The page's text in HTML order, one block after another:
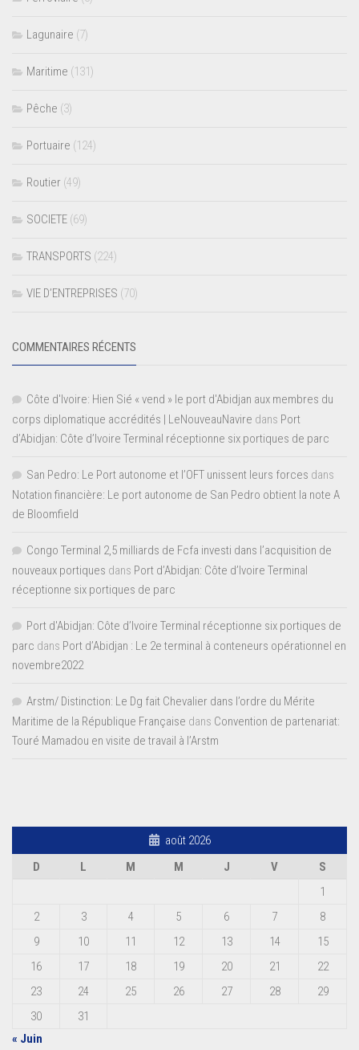
Lagunaire (7)
Maritime (131)
Pêche (3)
Portuaire (124)
Routier (49)
SOCIETE (69)
TRANSPORTS (224)
VIE D’ENTREPRISES (70)
COMMENTAIRES RÉCENTS
Côte d'Ivoire: Hien Sié « vend » le port d'Abidjan aux membres du
corps diplomatique accrédités | LeNouveauNavire dans Port
d’Abidjan: Côte d’Ivoire Terminal réceptionne six portiques de parc
San Pedro: Le Port autonome et l’OFT unissent leurs forces dans
Notation financière: Le port autonome de San Pedro obtient la note A
de Bloomfield
Congo Terminal 2,5 milliards de Fcfa investi dans l’acquisition de
nouveaux portiques dans Port d’Abidjan: Côte d’Ivoire Terminal
réceptionne six portiques de parc
Port d'Abidjan: Côte d’Ivoire Terminal réceptionne six portiques de
parc dans Port d’Abidjan : Le 2e terminal à conteneurs opérationnel en
novembre2022
Arstm/ Distinction: Le Dg fait Chevalier dans l’ordre du Mérite
Maritime de la République Française dans Convention de partenariat:
Touré Mamadou en visite de travail à l’Arstm
août 2026
D
L M M J V
S
1
2
3 4 5 6 7
8
9
10 11 12 13 14
15
16
17 18 19 20 21
22
23
24 25 26 27 28
29
30
31
« Juin